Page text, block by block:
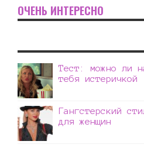
ОЧЕНЬ ИНТЕРЕСНО
Тест: можно ли
тебя истеричкой
Гангстерский
для женщин